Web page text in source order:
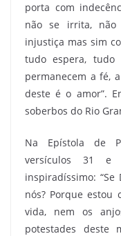
porta com
não se irrita, não
injustiça mas sim
tudo espera, tudo
permanecem a fé,
deste é o amor”.
soberbos do Rio
Na Epístola de
versículos 31 e
inspiradíssimo:
nós? Porque
vida, nem os
potestades deste